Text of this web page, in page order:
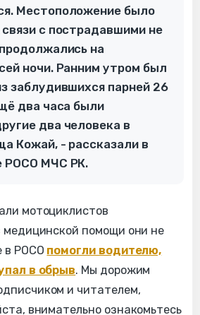
Местоположение было
с пострадавшими не
на
ночи. Ранним утром был
заблудившихся парней 26
два часа были
два человека в
Кожай, - рассказали в
РОСО МЧС РК.
мотоциклистов
медицинской помощи они не
в РОСО помогли водителю,
в обрыв. Мы дорожим
и читателем,
внимательно ознакомьтесь